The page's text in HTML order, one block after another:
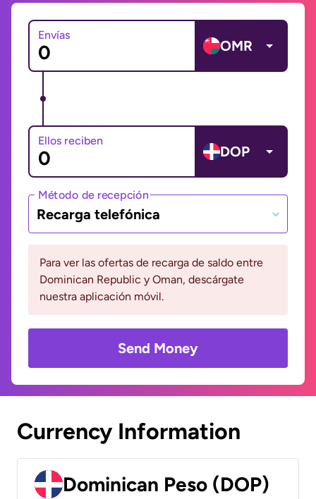
Envías
OMR
Ellos reciben
DOP
Método de recepción
Recarga telefónica
Para ver las ofertas de recarga de saldo entre
Dominican Republic y Oman, descárgate
nuestra aplicación móvil.
Send Money
Currency Information
Dominican Peso (DOP)